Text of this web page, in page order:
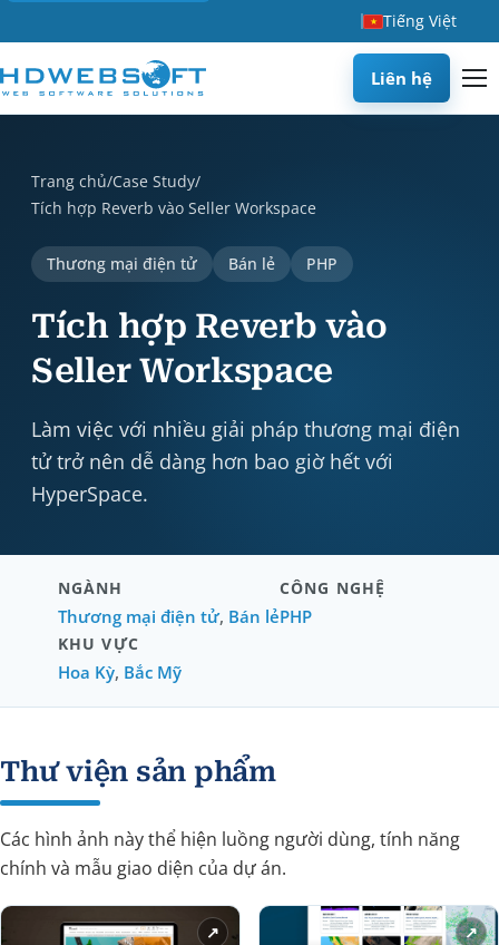
Tiếng Việt
Liên hệ
Trang chủ/Case Study/
Tích hợp Reverb vào Seller Workspace
Thương mại điện tử Bán lẻ PHP
Tích hợp Reverb vào
Seller Workspace
Làm việc với nhiều giải pháp thương mại điện
tử trở nên dễ dàng hơn bao giờ hết với
HyperSpace.
NGÀNH
Thương mại điện tử, Bán lẻ
CÔNG NGHỆ
PHP
KHU VỰC
Hoa Kỳ, Bắc Mỹ
Thư viện sản phẩm
Các hình ảnh này thể hiện luồng người dùng, tính năng
chính và mẫu giao diện của dự án.